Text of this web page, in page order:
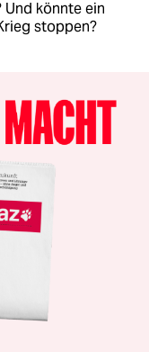
Und könnte ein
stoppen?